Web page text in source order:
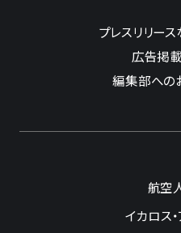
プレスリリー
広告掲
編集部への
航空
イカロス